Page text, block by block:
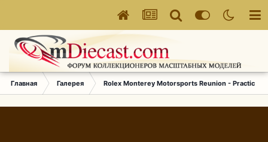
Главная Галерея Rolex Monterey Motorsports Reunion - Practice